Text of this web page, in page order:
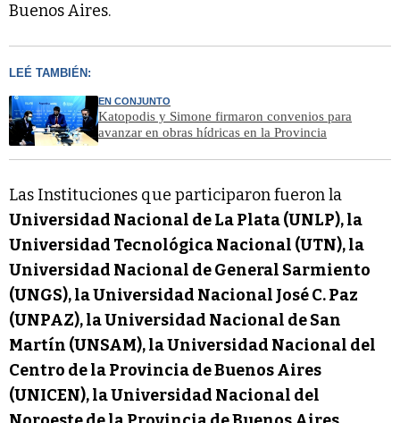
Buenos Aires.
LEÉ TAMBIÉN:
EN CONJUNTO
Katopodis y Simone firmaron convenios para
avanzar en obras hídricas en la Provincia
Las Instituciones que participaron fueron la
Universidad Nacional de La Plata (UNLP), la
Universidad Tecnológica Nacional (UTN), la
Universidad Nacional de General Sarmiento
(UNGS), la Universidad Nacional José C. Paz
(UNPAZ), la Universidad Nacional de San
Martín (UNSAM), la Universidad Nacional del
Centro de la Provincia de Buenos Aires
(UNICEN), la Universidad Nacional del